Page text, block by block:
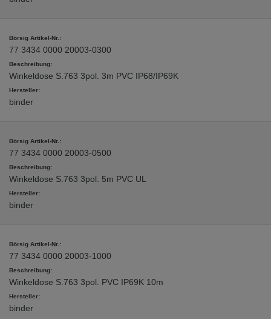
77 3434 0000 20003-0300
Winkeldose S.763 3pol. 3m PVC IP68/IP69K
binder
77 3434 0000 20003-0500
Winkeldose S.763 3pol. 5m PVC UL
binder
77 3434 0000 20003-1000
Winkeldose S.763 3pol. PVC IP69K 10m
binder